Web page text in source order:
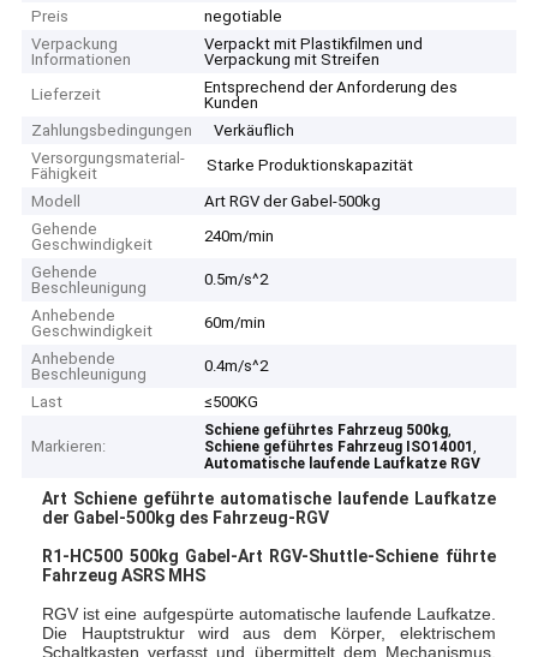
Preis
negotiable
Verpackung
Informationen
Verpackt mit Plastikfilmen und
Verpackung mit Streifen
Lieferzeit
Entsprechend der Anforderung des
Kunden
Zahlungsbedingungen
Verkäuflich
Versorgungsmaterial-
Fähigkeit
Starke Produktionskapazität
Modell
Art RGV der Gabel-500kg
Gehende
Geschwindigkeit
240m/min
Gehende
Beschleunigung
0.5m/s^2
Anhebende
Geschwindigkeit
60m/min
Anhebende
Beschleunigung
0.4m/s^2
Last
≤500KG
Markieren:
Schiene geführtes Fahrzeug 500kg,
Schiene geführtes Fahrzeug ISO14001,
Automatische laufende Laufkatze RGV
Art Schiene geführte automatische laufende Laufkatze
der Gabel-500kg des Fahrzeug-RGV
R1-HC500 500kg Gabel-Art RGV-Shuttle-Schiene führte
Fahrzeug ASRS MHS
RGV ist eine aufgespürte automatische laufende Laufkatze.
Die Hauptstruktur wird aus dem Körper, elektrischem
Schaltkasten verfasst und übermittelt dem Mechanismus,